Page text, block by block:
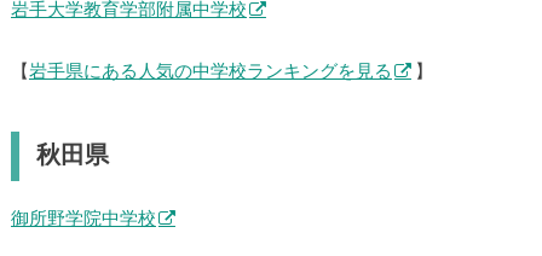
岩手大学教育学部附属中学校
【 岩手県にある人気の中学校ランキングを見る 】
秋田県
御所野学院中学校